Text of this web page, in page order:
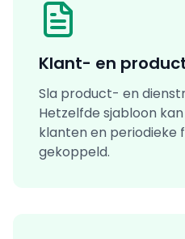
Klant- en
Sla product- en
Hetzelfde sjabloon
klanten en periodieke
gekoppeld.